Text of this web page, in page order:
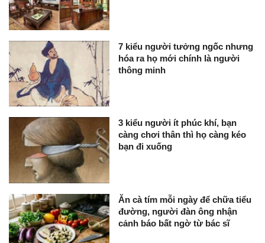
7 kiểu người tưởng ngốc nhưng
hóa ra họ mới chính là người
thông minh
3 kiểu người ít phúc khí, bạn
càng chơi thân thì họ càng kéo
bạn đi xuống
Ăn cà tím mỗi ngày để chữa tiểu
đường, người đàn ông nhận
cảnh báo bất ngờ từ bác sĩ